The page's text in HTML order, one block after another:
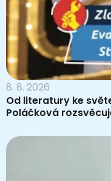
8. 8. 2026
Od literatury ke
Poláčková